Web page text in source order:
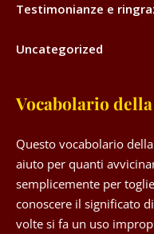
Testimonianze e
Uncategorized
Vocabolario
Questo vocabolario
aiuto per quanti
semplicemente per
conoscere il significato
volte si fa un uso